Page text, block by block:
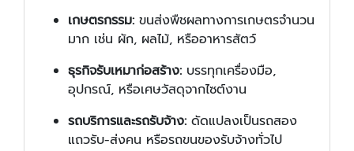
เกษตรกรรม: ขนส่งพืชผลทางการเกษตรจำนวน
มาก เช่น ผัก, ผลไม้, หรืออาหารสัตว์
ธุรกิจรับเหมาก่อสร้าง: บรรทุกเครื่องมือ,
อุปกรณ์, หรือเศษวัสดุจากไซต์งาน
รถบริการและรถรับจ้าง: ดัดแปลงเป็นรถสอง
แถวรับ-ส่งคน หรือรถขนของรับจ้างทั่วไป